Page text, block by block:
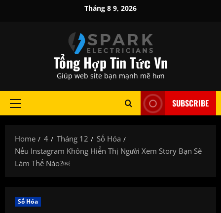
Tháng 8 9, 2026
Tổng Hợp Tin Tức Vn
Giúp web site bạn mạnh mẽ hơn
Primary
SUBSCRIBE
Home 4 Tháng 12
Số Hóa
Nếu Instagram Không Hiển Thị Người Xem Story Bạn Sẽ
Làm Thế Nào?￼
Số Hóa